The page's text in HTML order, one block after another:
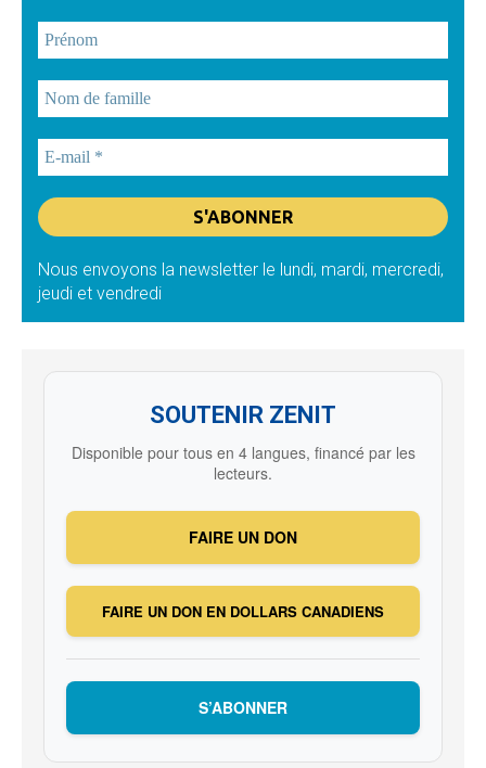
Nous envoyons la newsletter le lundi, mardi, mercredi,
jeudi et vendredi
SOUTENIR ZENIT
Disponible pour tous en 4 langues, financé par les
lecteurs.
FAIRE UN DON
FAIRE UN DON EN DOLLARS CANADIENS
S’ABONNER